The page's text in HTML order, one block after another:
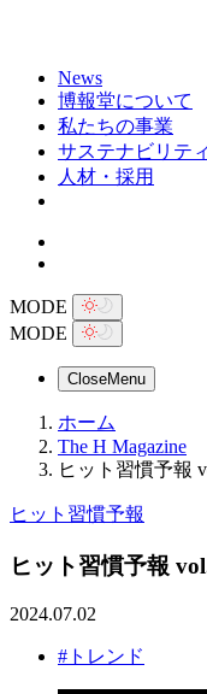
News
博報堂について
私たちの事業
サステナビリティ
人材・採用
MODE
MODE
CloseMenu
ホーム
The H Magazine
ヒット習慣予報
ヒット習慣予報
ヒット習慣予報
2024.07.02
#トレンド